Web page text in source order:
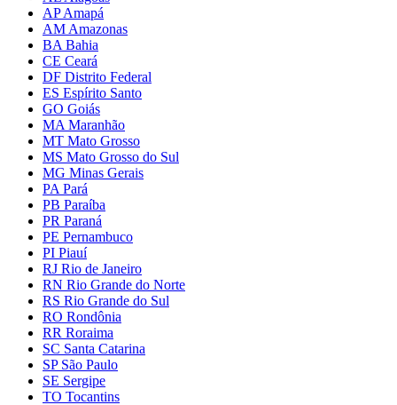
AP Amapá
AM Amazonas
BA Bahia
CE Ceará
DF Distrito Federal
ES Espírito Santo
GO Goiás
MA Maranhão
MT Mato Grosso
MS Mato Grosso do Sul
MG Minas Gerais
PA Pará
PB Paraíba
PR Paraná
PE Pernambuco
PI Piauí
RJ Rio de Janeiro
RN Rio Grande do Norte
RS Rio Grande do Sul
RO Rondônia
RR Roraima
SC Santa Catarina
SP São Paulo
SE Sergipe
TO Tocantins